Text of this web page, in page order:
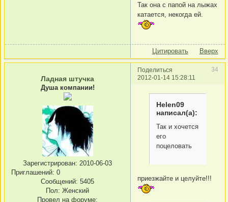
Так она с папой на лыжах
катается, некогда ей.
Цитировать Вверх
Поделиться
34
2012-01-14 15:28:11
Ладная штучка
Душа компании!
Зарегистрирован: 2010-06-03
Приглашений: 0
Сообщений: 5405
Пол: Женский
Провел на форуме:
Helen09
написал(а):
Так и хочется
его
поцеловать
приезжайте и целуйте!!!